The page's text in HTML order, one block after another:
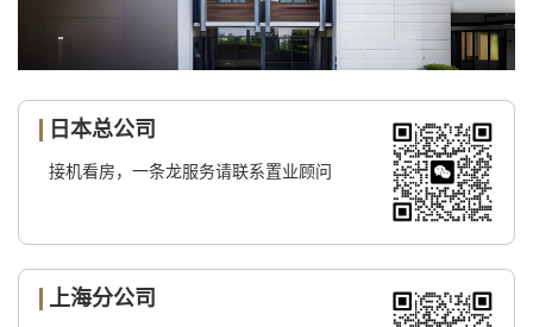
日本总公司
接机看房，一条龙服务请联系置业顾问
上海分公司